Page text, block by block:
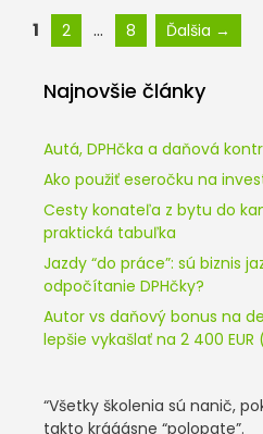
Stránka
1 Stránka
2 … Stránka
8 Ďalšia →
Najnovšie články
Autá, DPHčka a daňová
Ako použiť eseročku na
Cesty konateľa z bytu do
praktická tabuľka
Jazdy “do práce”: sú biznis
odpočítanie DPHčky?
Autor vs daňový bonus na
lepšie vykašlať na 2 400
“Všetky školenia sú nanič,
takto krááásne “polopate”.